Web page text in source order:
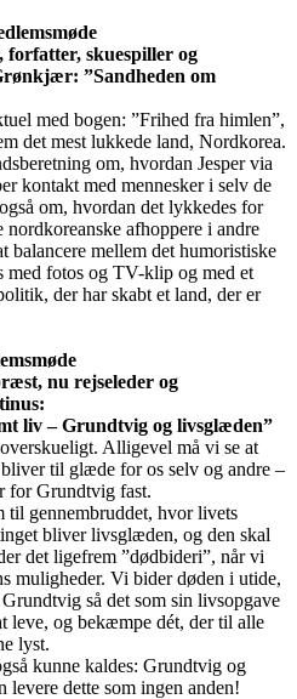
forfatter, skuespiller og
”Sandheden om
med bogen: ”Frihed fra himlen”,
det mest lukkede land, Nordkorea.
om, hvordan Jesper via
kontakt med mennesker i selv de
om, hvordan det lykkedes for
nordkoreanske afhoppere i andre
balancere mellem det humoristiske
med fotos og TV-klip og med et
der har skabt et land, der er
nu rejseleder og
liv – Grundtvig og livsglæden”
Alligevel må vi se at
til glæde for os selv og andre –
for Grundtvig fast.
gennembruddet, hvor livets
bliver livsglæden, og den skal
det ligefrem ”dødbideri”, når vi
muligheder. Vi bider døden i utide,
så det som sin livsopgave
leve, og bekæmpe dét, der til alle
lyst.
kunne kaldes: Grundtvig og
dette som ingen anden!